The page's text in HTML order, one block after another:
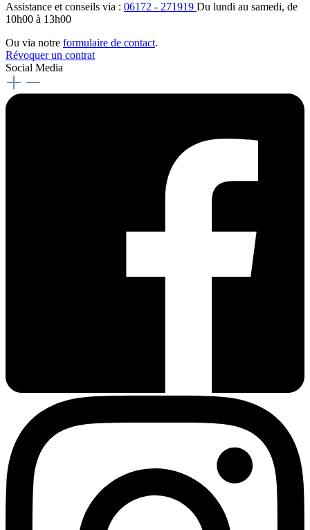
Assistance et conseils via : 06172 - 271919 Du lundi au samedi, de
10h00 à 13h00
Ou via notre formulaire de contact.
Révoquer un contrat
Social Media